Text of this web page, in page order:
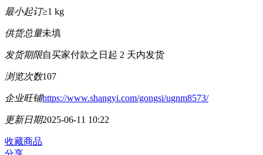
最小起订≥1 kg
供货总量未填
发货期限自买家付款之日起 2 天内发货
浏览次数107
企业旺铺https://www.shangyi.com/gongsi/ugnm8573/
更新日期2025-06-11 10:22
收藏商品